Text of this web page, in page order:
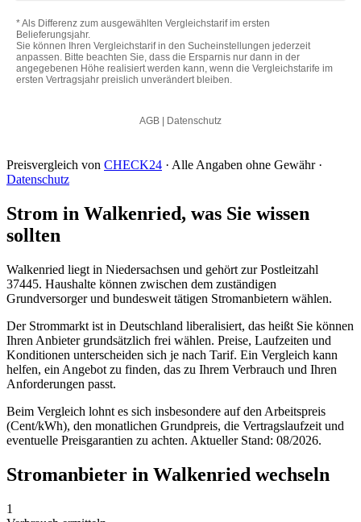
Preisvergleich von CHECK24 · Alle Angaben ohne Gewähr ·
Datenschutz
Strom in Walkenried, was Sie wissen
sollten
Walkenried liegt in Niedersachsen und gehört zur Postleitzahl
37445. Haushalte können zwischen dem zuständigen
Grundversorger und bundesweit tätigen Stromanbietern wählen.
Der Strommarkt ist in Deutschland liberalisiert, das heißt Sie können
Ihren Anbieter grundsätzlich frei wählen. Preise, Laufzeiten und
Konditionen unterscheiden sich je nach Tarif. Ein Vergleich kann
helfen, ein Angebot zu finden, das zu Ihrem Verbrauch und Ihren
Anforderungen passt.
Beim Vergleich lohnt es sich insbesondere auf den Arbeitspreis
(Cent/kWh), den monatlichen Grundpreis, die Vertragslaufzeit und
eventuelle Preisgarantien zu achten. Aktueller Stand: 08/2026.
Stromanbieter in Walkenried wechseln
1